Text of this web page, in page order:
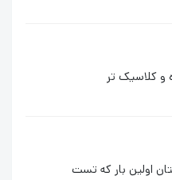
که تست